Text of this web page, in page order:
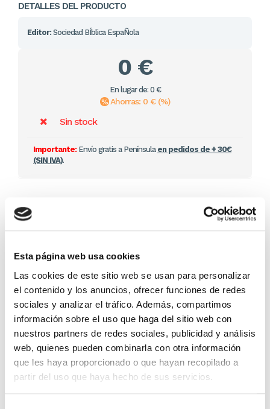
Esta página web usa cookies
Las cookies de este sitio web se usan para personalizar
el contenido y los anuncios, ofrecer funciones de redes
sociales y analizar el tráfico. Además, compartimos
información sobre el uso que haga del sitio web con
nuestros partners de redes sociales, publicidad y análisis
web, quienes pueden combinarla con otra información
que les haya proporcionado o que hayan recopilado a
partir del uso que haya hecho de sus servicios.
DETALLES DEL PRODUCTO
Editor: Sociedad BÍblica EspaÑola
0 €
En lugar de: 0 €
Ahorras: 0 € (%)
Sin stock
Importante:Envío gratis a Península en pedidos de + 30€
(SIN IVA).
Otros títulos del autor
El diario de Álex 3: ¡Álex,
cámara y acción!
Gente Común Perdidos y
Hallados